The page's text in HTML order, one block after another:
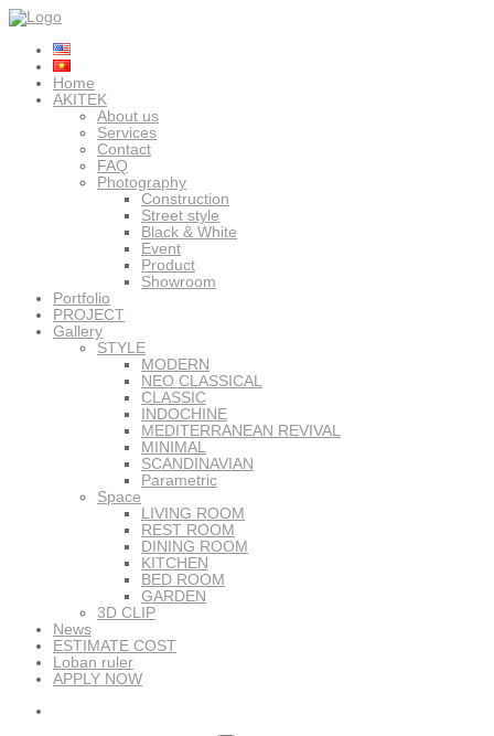
Home
AKITEK
About us
Services
Contact
FAQ
Photography
Construction
Street style
Black & White
Event
Product
Showroom
Portfolio
PROJECT
Gallery
STYLE
MODERN
NEO CLASSICAL
CLASSIC
INDOCHINE
MEDITERRANEAN REVIVAL
MINIMAL
SCANDINAVIAN
Parametric
Space
LIVING ROOM
REST ROOM
DINING ROOM
KITCHEN
BED ROOM
GARDEN
3D CLIP
News
ESTIMATE COST
Loban ruler
APPLY NOW